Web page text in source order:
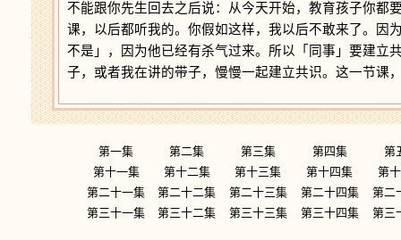
不能跟你先生回去之后说：从今天开始，教育孩子你都
课，以后都听我的。你假如这样，我以后不敢来了。因
不是」，因为他已经有杀气过来。所以「同事」要建立
子，或者我在讲的带子，慢慢一起建立共识。这一节课
第一集 第二集 第三集 第四集
第
第十一集
第十二集 第十三集 第十四集
第
第二十一集
第二十二集 第二十三集 第二十四集
第二
第三十一集
第三十二集 第三十三集 第三十四集 第三